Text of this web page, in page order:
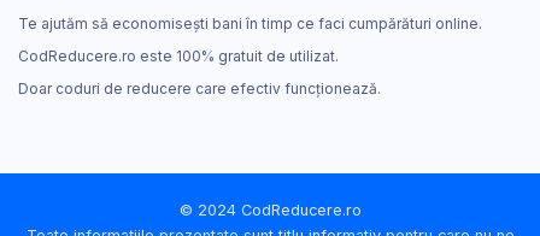
Te ajutăm să economisești bani în timp ce faci cumpărături online.
CodReducere.ro este 100% gratuit de utilizat.
Doar coduri de reducere care efectiv funcţionează.
© 2024 CodReducere.ro